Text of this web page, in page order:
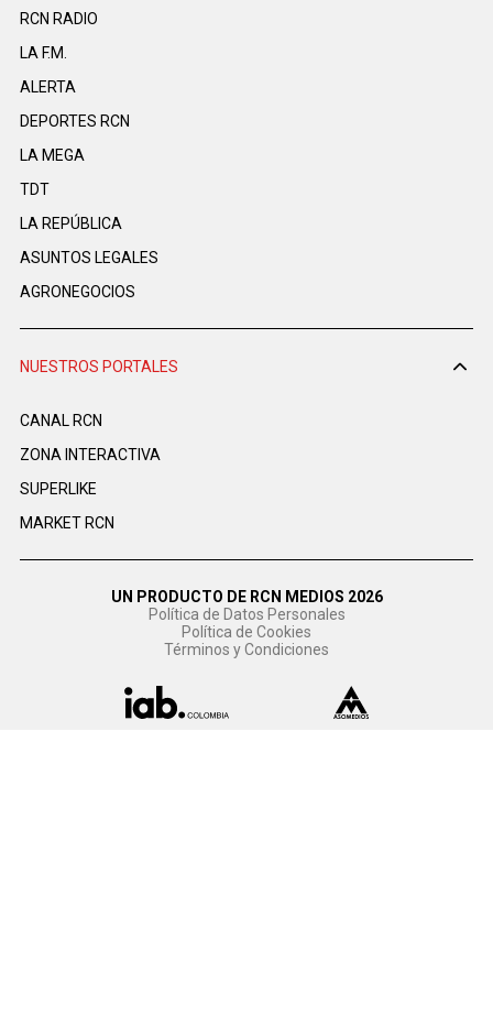
RCN RADIO
LA F.M.
ALERTA
DEPORTES RCN
LA MEGA
TDT
LA REPÚBLICA
ASUNTOS LEGALES
AGRONEGOCIOS
NUESTROS PORTALES
CANAL RCN
ZONA INTERACTIVA
SUPERLIKE
MARKET RCN
UN PRODUCTO DE RCN MEDIOS 2026
Política de Datos Personales
Política de Cookies
Términos y Condiciones